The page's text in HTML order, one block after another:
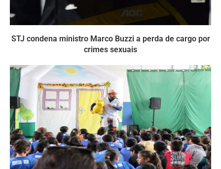
STJ condena ministro Marco Buzzi a perda de cargo por
crimes sexuais